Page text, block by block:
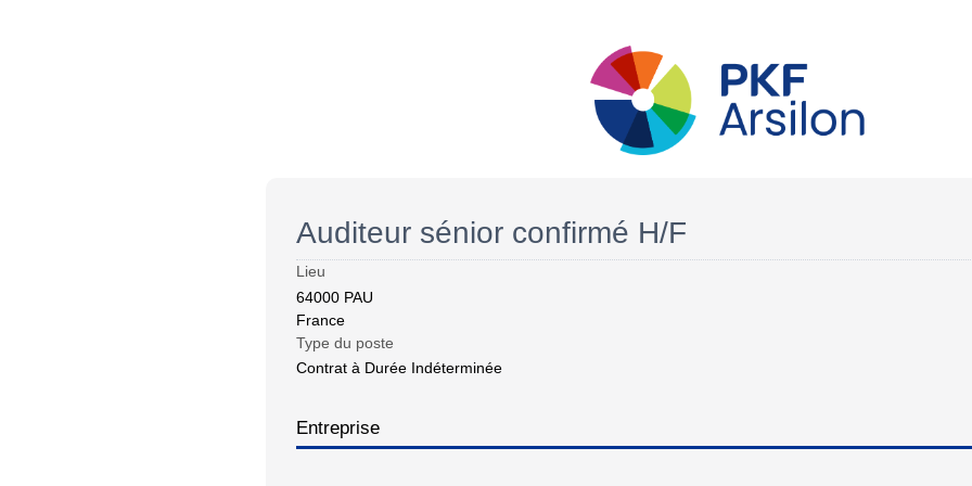
Auditeur sénior confirmé H/F
Lieu
64000 PAU
France
Type du poste
Contrat à Durée Indéterminée
Entreprise